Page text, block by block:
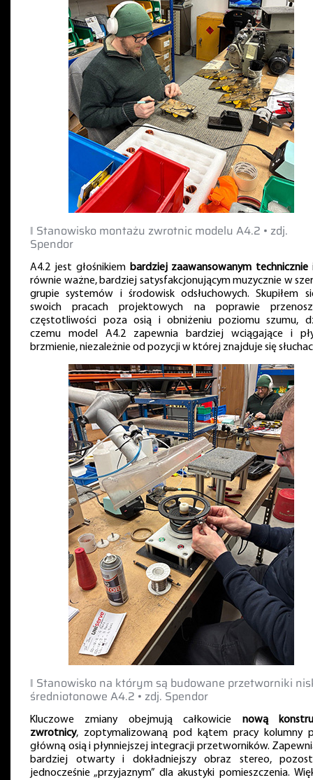
‖ Stanowisko montażu zwrotnic modelu A4.2 • zdj.
Spendor
A4.2 jest głośnikiem bardziej zaawansowanym technicznie
równie ważne, bardziej satysfakcjonującym muzycznie w
grupie systemów i środowisk odsłuchowych. Skupiłem
swoich pracach projektowych na poprawie
częstotliwości poza osią i obniżeniu poziomu szumu,
czemu model A4.2 zapewnia bardziej wciągające i
brzmienie, niezależnie od pozycji w której znajduje się
‖ Stanowisko na którym są budowane przetworniki
średniotonowe A4.2 • zdj. Spendor
Kluczowe zmiany obejmują całkowicie nową
zwrotnicy, zoptymalizowaną pod kątem pracy kolumny
główną osią i płynniejszej integracji przetworników.
bardziej otwarty i dokładniejszy obraz stereo,
jednocześnie „przyjaznym” dla akustyki pomieszczenia.